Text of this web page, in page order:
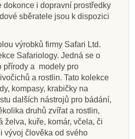
dokonce i dopravní prostředky
sběratele jsou k dispozici
výrobků firmy Safari Ltd.
Safariology. Jedná se o
přírody a modely pro
a rostlin. Tato kolekce
kompasy, krabičky na
dalších nástrojů pro bádání,
druhů zvířat a rostlin,
želva, kuře, komár, včela, či
vývoj člověka od svého